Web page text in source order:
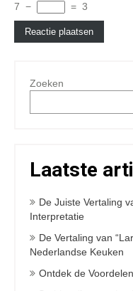
7 − = 3
Zoeken
Laatste
De Juiste Vertaling
Interpretatie
De Vertaling van
Nederlandse Keuken
Ontdek de